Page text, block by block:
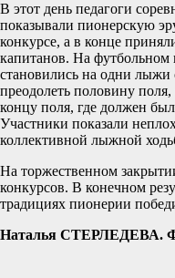
В этот день педагоги
показывали пионерскую
конкурсе, а в конце
капитанов. На футбольном
становились на одни
преодолеть половину
концу поля, где должен
Участники показали
коллективной лыжной
На торжественном
конкурсов. В конечном
традициях пионерии
Наталья СТЕРЛЕДЕВА.